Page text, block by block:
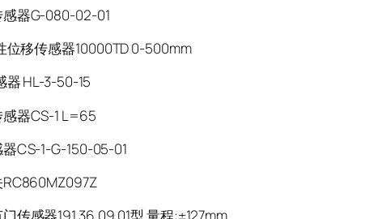
器G-080-02-01
位移传感器10000TD 0-500mm
器 HL-3-50-15
器CS-1 L=65
CS-1-G-150-05-01